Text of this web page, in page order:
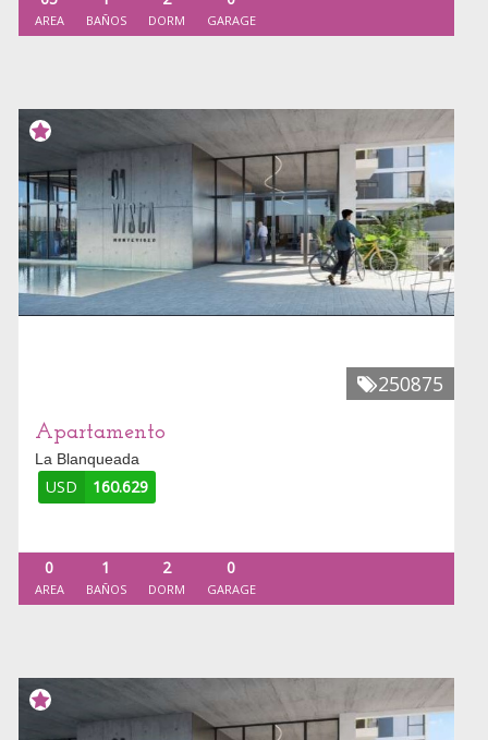
AREA BAÑOS DORM GARAGE
250875
Apartamento
La Blanqueada
USD 160.629
0
AREA
1
BAÑOS
2
DORM
0
GARAGE